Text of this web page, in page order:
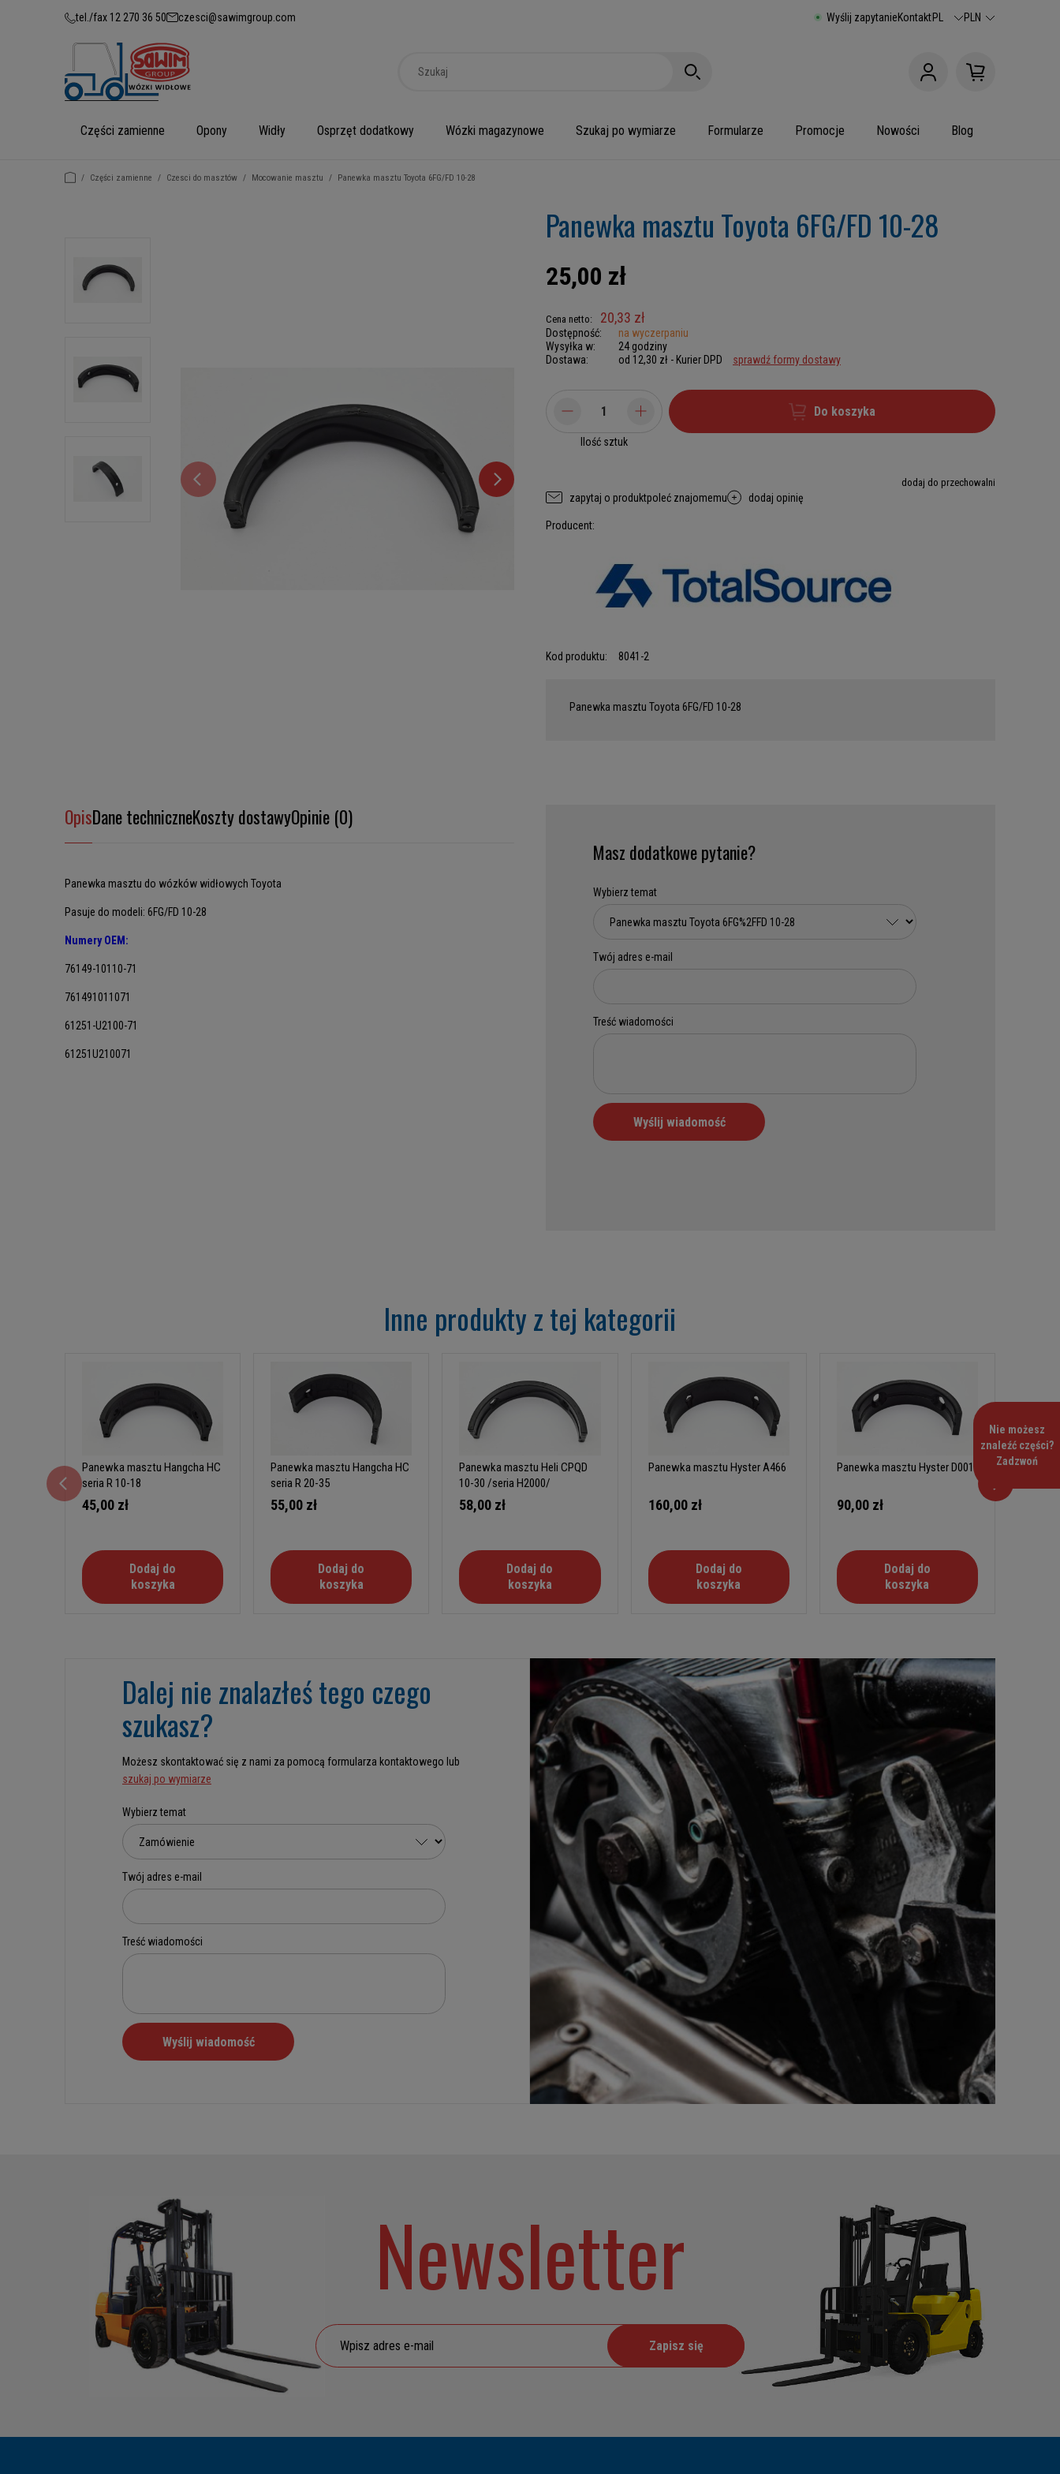
tel./fax 12 270 36 50 czesci@sawimgroup.com Wyślij zapytanieKontaktPL PLN
Części zamienne Opony Widły Osprzęt dodatkowy Wózki magazynowe Szukaj po wymiarze Formularze Promocje Nowości Blog
/ Części zamienne / Czesci do masztów / Mocowanie masztu / Panewka masztu Toyota 6FG/FD 10-28
Panewka masztu Toyota 6FG/FD 10-28
25,00 zł
Cena netto: 20,33 zł
Dostępność:
na wyczerpaniu
Wysyłka w:
24 godziny
Dostawa:
od 12,30 zł - Kurier DPD sprawdź formy dostawy
Ilość sztuk
Do koszyka
dodaj do przechowalni
zapytaj o produktpoleć znajomemu dodaj opinię
Producent:
Kod produktu: 8041-2
Panewka masztu Toyota 6FG/FD 10-28
OpisDane techniczneKoszty dostawyOpinie (0)
Panewka masztu do wózków widłowych Toyota
Pasuje do modeli: 6FG/FD 10-28
Numery OEM:
76149-10110-71
761491011071
61251-U2100-71
61251U210071
Masz dodatkowe pytanie?
Inne produkty z tej kategorii
Panewka masztu Hangcha HC
seria R 10-18
45,00 zł
Dodaj do
koszyka
Panewka masztu Hangcha HC
seria R 20-35
55,00 zł
Dodaj do
koszyka
Panewka masztu Heli CPQD
10-30 /seria H2000/
58,00 zł
Dodaj do
koszyka
Panewka masztu Hyster A466
160,00 zł
Dodaj do
koszyka
Panewka masztu Hyster D001
90,00 zł
Dodaj do
koszyka
Dalej nie znalazłeś tego czego
szukasz?
Możesz skontaktować się z nami za pomocą formularza kontaktowego lub
szukaj po wymiarze
Newsletter
Zapisz się
Nie możesz
znaleźć części?
Zadzwoń